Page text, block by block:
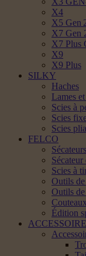
X4
X5 Gen
X7 Gen
X7 Plus
X9
X9 Plus
SILKY
Haches
Lames
Scies à
Scies
Scies
FELCO
Sécateurs
Scies à
Outils
Outils
Édition